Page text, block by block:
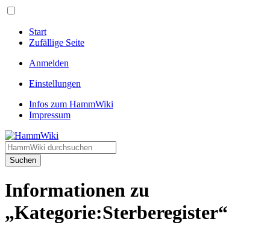
Start
Zufällige Seite
Anmelden
Einstellungen
Infos zum HammWiki
Impressum
Suchen
Informationen zu
„Kategorie:Sterberegister“